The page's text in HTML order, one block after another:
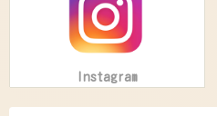
Instagram